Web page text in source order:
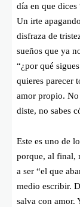
día en que dices
Un irte
disfraza de
sueños que ya
“¿por qué
quieres parecer
amor propio. No
diste, no sabes
Este es uno de
porque, al final,
a ser “el que
medio escribir.
salva con amor.